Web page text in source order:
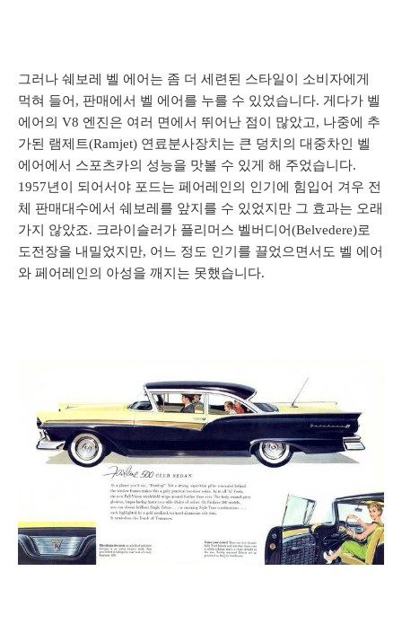
그러나 쉐보레 벨 에어는 좀 더 세련된 스타일이 소비자에게
먹혀 들어, 판매에서 벨 에어를 누를 수 있었습니다. 게다가 벨
에어의 V8 엔진은 여러 면에서 뛰어난 점이 많았고, 나중에 추
가된 램제트(Ramjet) 연료분사장치는 큰 덩치의 대중차인 벨
에어에서 스포츠카의 성능을 맛볼 수 있게 해 주었습니다.
1957년이 되어서야 포드는 페어레인의 인기에 힘입어 겨우 전
체 판매대수에서 쉐보레를 앞지를 수 있었지만 그 효과는 오래
가지 않았죠. 크라이슬러가 플리머스 벨버디어(Belvedere)로
도전장을 내밀었지만, 어느 정도 인기를 끌었으면서도 벨 에어
와 페어레인의 아성을 깨지는 못했습니다.